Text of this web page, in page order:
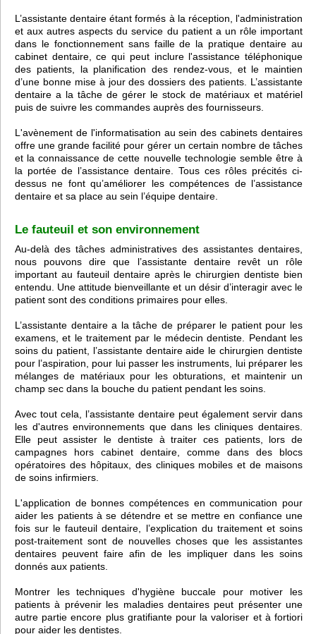
L’assistante dentaire étant formés à la réception, l'administration
et aux autres aspects du service du patient a un rôle important
dans le fonctionnement sans faille de la pratique dentaire au
cabinet dentaire, ce qui peut inclure l'assistance téléphonique
des patients, la planification des rendez-vous, et le maintien
d’une bonne mise à jour des dossiers des patients. L’assistante
dentaire a la tâche de gérer le stock de matériaux et matériel
puis de suivre les commandes auprès des fournisseurs.
L'avènement de l'informatisation au sein des cabinets dentaires
offre une grande facilité pour gérer un certain nombre de tâches
et la connaissance de cette nouvelle technologie semble être à
la portée de l’assistance dentaire. Tous ces rôles précités ci-
dessus ne font qu’améliorer les compétences de l’assistance
dentaire et sa place au sein l’équipe dentaire.
Le fauteuil et son environnement
Au-delà des tâches administratives des assistantes dentaires,
nous pouvons dire que l’assistante dentaire revêt un rôle
important au fauteuil dentaire après le chirurgien dentiste bien
entendu. Une attitude bienveillante et un désir d’interagir avec le
patient sont des conditions primaires pour elles.
L’assistante dentaire a la tâche de préparer le patient pour les
examens, et le traitement par le médecin dentiste. Pendant les
soins du patient, l’assistante dentaire aide le chirurgien dentiste
pour l’aspiration, pour lui passer les instruments, lui préparer les
mélanges de matériaux pour les obturations, et maintenir un
champ sec dans la bouche du patient pendant les soins.
Avec tout cela, l’assistante dentaire peut également servir dans
les d'autres environnements que dans les cliniques dentaires.
Elle peut assister le dentiste à traiter ces patients, lors de
campagnes hors cabinet dentaire, comme dans des blocs
opératoires des hôpitaux, des cliniques mobiles et de maisons
de soins infirmiers.
L'application de bonnes compétences en communication pour
aider les patients à se détendre et se mettre en confiance une
fois sur le fauteuil dentaire, l’explication du traitement et soins
post-traitement sont de nouvelles choses que les assistantes
dentaires peuvent faire afin de les impliquer dans les soins
donnés aux patients.
Montrer les techniques d'hygiène buccale pour motiver les
patients à prévenir les maladies dentaires peut présenter une
autre partie encore plus gratifiante pour la valoriser et à fortiori
pour aider les dentistes.